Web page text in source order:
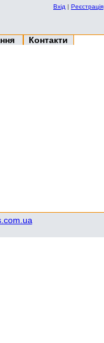
Вхід | Реєстрація
Контакти